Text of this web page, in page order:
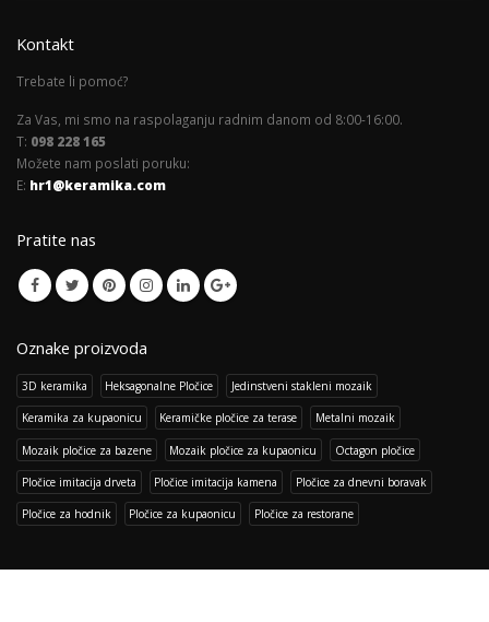
Kontakt
Trebate li pomoć?
Za Vas, mi smo na raspolaganju radnim danom od 8:00-16:00.
T: 098 228 165
Možete nam poslati poruku:
E: hr1@keramika.com
Pratite nas
Oznake proizvoda
3D keramika Heksagonalne Pločice Jedinstveni stakleni mozaik
Keramika za kupaonicu Keramičke pločice za terase Metalni mozaik
Mozaik pločice za bazene Mozaik pločice za kupaonicu Octagon pločice
Pločice imitacija drveta Pločice imitacija kamena Pločice za dnevni boravak
Pločice za hodnik Pločice za kupaonicu Pločice za restorane